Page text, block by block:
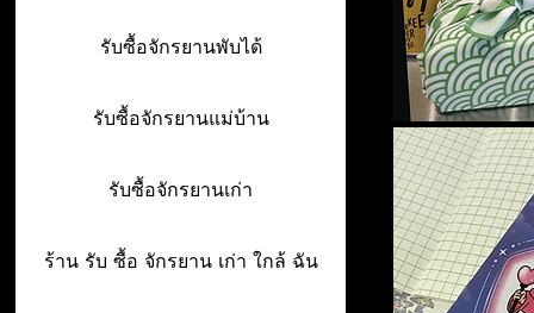
รับซื้อจักรยานพับได้
รับซื้อจักรยานแม่บ้าน
รับซื้อจักรยานเก่า
ร้าน รับ ซื้อ จักรยาน เก่า ใกล้ ฉัน